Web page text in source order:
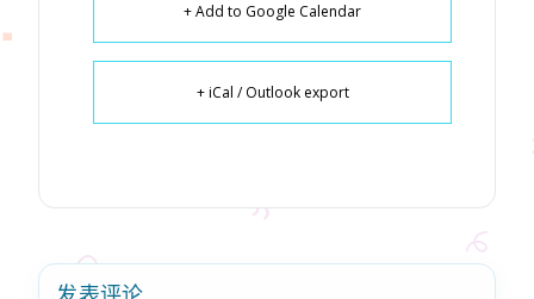
+ Add to Google Calendar
+ iCal / Outlook export